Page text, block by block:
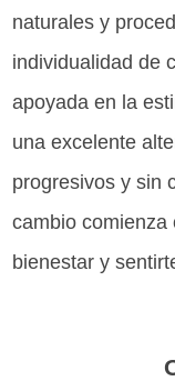
naturales y
individualidad de
apoyada en la
una excelente
progresivos y sin
cambio comienza
bienestar y